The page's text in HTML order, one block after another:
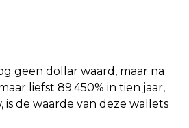
geen dollar waard, maar na
liefst 89.450% in tien jaar,
is de waarde van deze wallets